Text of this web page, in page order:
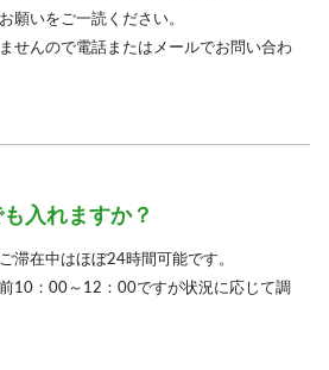
願いをご一読ください。
せんので電話またはメールでお問い合わ
入れますか？
滞在中はほぼ24時間可能です。
10：00～12：00ですが状況に応じて調